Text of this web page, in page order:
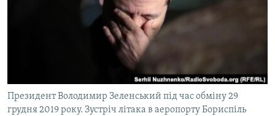
ІНФОГРАФІКА
ЯК ОБІЙТИ БЛОКУВАННЯ
ДОЛУЧАЙСЯ!
Президент Володимир Зеленський під час обміну 29
грудня 2019 року. Зустріч літака в аеропорту Бориспіль